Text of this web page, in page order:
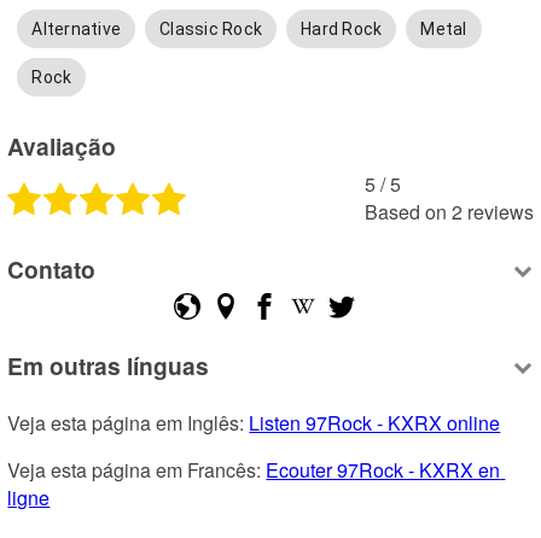
Alternative Classic Rock Hard Rock Metal
Rock
Avaliação
5 /5
Based on 2 reviews
Contato
Em outras línguas
Veja esta página em Inglês: Listen 97Rock - KXRX online
Veja esta página em Francês: Ecouter 97Rock - KXRX en
ligne